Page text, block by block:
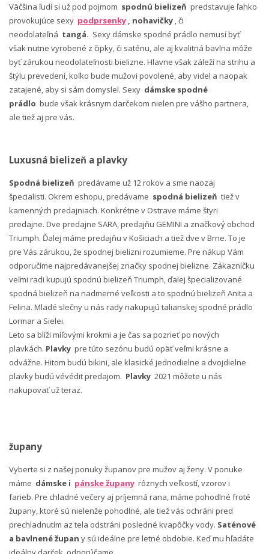
Väčšina ľudí si už pod pojmom spodnú bielizeň predstavuje ľahko
provokujúce sexy podprsenky , nohavičky , či
neodolateľná tangá. Sexy dámske spodné prádlo nemusí byť
však nutne vyrobené z čipky, či saténu, ale aj kvalitná bavlna môže
byť zárukou neodolateľnosti bielizne. Hlavne však záleží na strihu a
štýlu prevedení, koľko bude mužovi povolené, aby videl a naopak
zatajené, aby si sám domyslel. Sexy dámske spodné
prádlo bude však krásnym darčekom nielen pre vášho partnera,
ale tiež aj pre vás.
Luxusná bielizeň a plavky
Spodná bielizeň predávame už 12 rokov a sme naozaj
špecialisti. Okrem eshopu, predávame spodná bielizeň tiež v
kamenných predajniach. Konkrétne v Ostrave máme štyri
predajne. Dve predajne SARA, predajňu GEMINI a značkový obchod
Triumph. Ďalej máme predajňu v Košiciach a tiež dve v Brne. To je
pre Vás zárukou, že spodnej bielizni rozumieme. Pre nákup Vám
odporučíme najpredávanejšej značky spodnej bielizne. Zákazníčku
veľmi radi kupujú spodnú bielizeň Triumph, ďalej špecializované
spodná bielizeň na nadmerné veľkosti a to spodnú bielizeň Anita a
Felina. Mladé slečny u nás rady nakupujú talianskej spodné prádlo
Lormar a Sielei.
Leto sa blíži míľovými krokmi a je čas sa pozrieť po nových
plavkách. Plavky pre túto sezónu budú opäť veľmi krásne a
odvážne. Hitom budú bikini, ale klasické jednodielne a dvojdielne
plavky budú vévédit predajom. Plavky 2021 môžete u nás
nakupovať už teraz.
župany
Vyberte si z našej ponuky županov pre mužov aj ženy. V ponuke
máme dámske i pánske župany rôznych veľkostí, vzorov i
farieb. Pre chladné večery aj príjemná rana, máme pohodlné froté
župany, ktoré sú nielenže pohodlné, ale tiež vás ochráni pred
prechladnutím az tela odstráni posledné kvapôčky vody. Saténové
a bavlnené župan y sú ideálne pre letné obdobie. Keď mu hľadáte